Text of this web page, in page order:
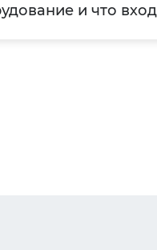
и что